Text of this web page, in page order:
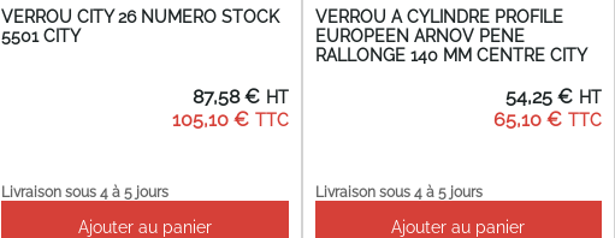
VERROU CITY 26 NUMERO STOCK
5501 CITY
105,10 €
87,58 €
Livraison sous 4 à 5 jours
Ajouter au panier
VERROU A CYLINDRE PROFILE
EUROPEEN ARNOV PENE
RALLONGE 140 MM CENTRE CITY
65,10 €
54,25 €
Livraison sous 4 à 5 jours
Ajouter au panier